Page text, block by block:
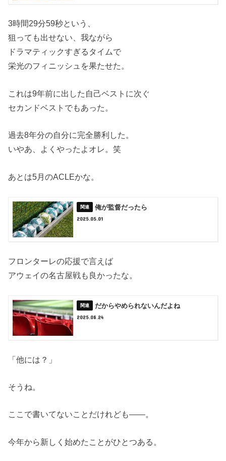
3時間29分59秒という、
狙っても出せない、我ながら
ドラマティックすぎるタイムで
栄光のフィニッシュを果たせた。
これは9年前に出した自己ベストに次ぐ
セカンドベストでもあった。
過去8年分の自分に完全勝利した。
いやあ、よくやったよオレ。笑
あとは5月のACLEかな。
俺が監督だったら
2025.05.01
フロンターレの応援で言えば
アウェイの名古屋戦も良かったな。
だからやめられないんだよね
2025.08.24
「他には？」
そうね。
ここで書いてないことだけれども――。
今年から新しく始めたことがひとつある。